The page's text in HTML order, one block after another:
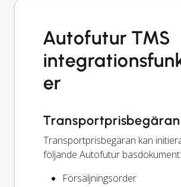
Autofutur TMS
er
Transportprisbegäran
Transportprisbegäran kan
följande Autofutur basdokument:
Försäljningsorder